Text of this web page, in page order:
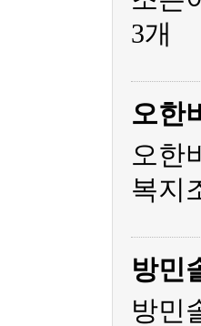
3개
오한
오한
복지
방민
방민